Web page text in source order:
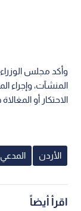
وأكد مجلس
المنشآت، وإجراء
الاحتكار أو
الأردن المدعي
اقرأ أيضاً